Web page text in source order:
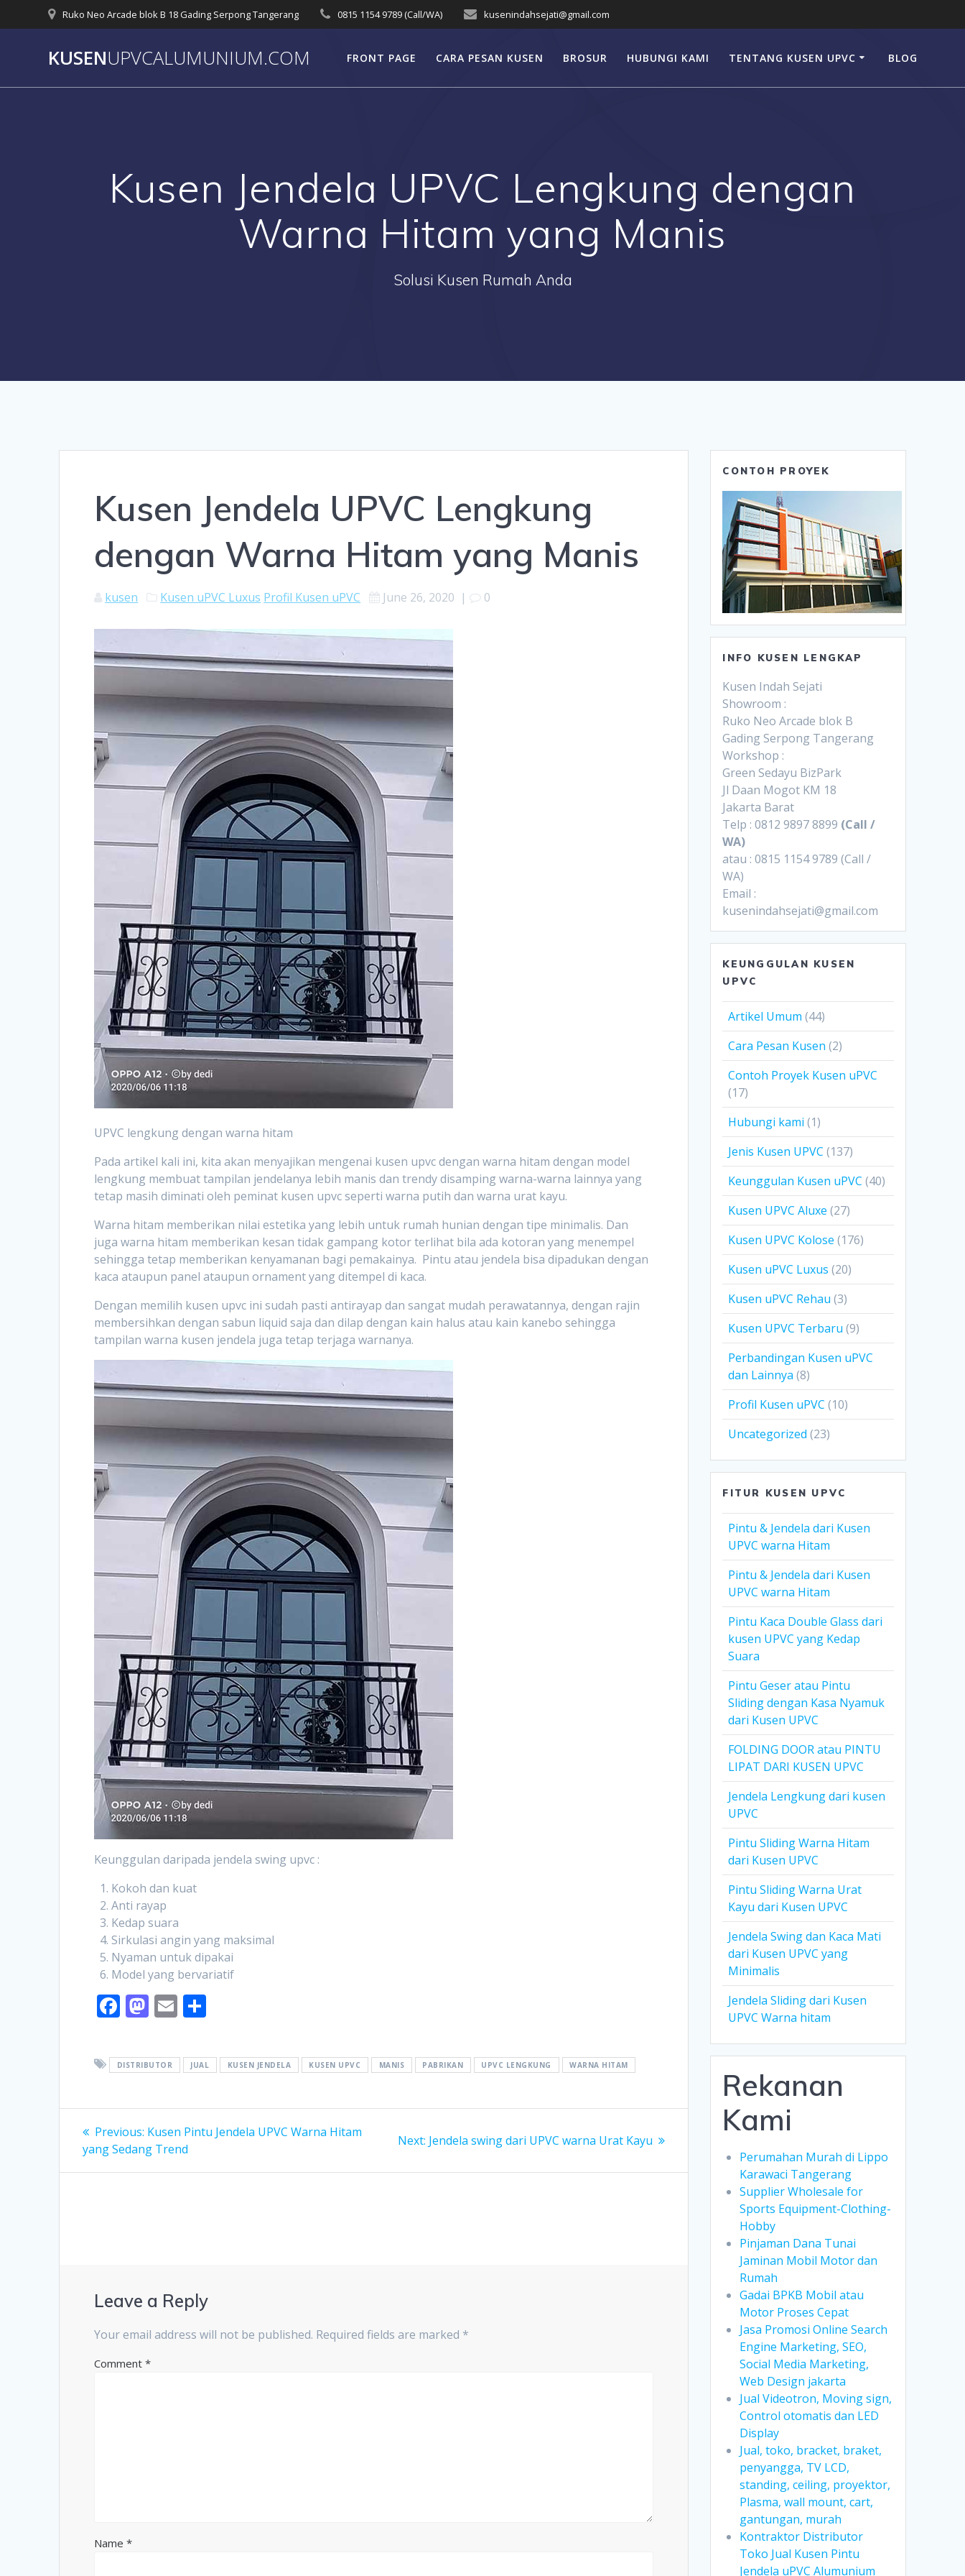
to
Ruko Neo Arcade blok B 18 Gading Serpong Tangerang 0815 1154 9789 (Call/WA) kusenindahsejati@gmail.com
KUSENUPVCALUMUNIUM.COM FRONT PAGE CARA PESAN KUSEN BROSUR HUBUNGI KAMI TENTANG KUSEN UPVC BLOG
Kusen Jendela UPVC Lengkung dengan
Warna Hitam yang Manis
Solusi Kusen Rumah Anda
Kusen Jendela UPVC Lengkung
dengan Warna Hitam yang Manis
kusen Kusen uPVC Luxus Profil Kusen uPVC June 26, 2020 | 0
UPVC lengkung dengan warna hitam
Pada artikel kali ini, kita akan menyajikan mengenai kusen upvc dengan warna hitam dengan model
lengkung membuat tampilan jendelanya lebih manis dan trendy disamping warna-warna lainnya yang
tetap masih diminati oleh peminat kusen upvc seperti warna putih dan warna urat kayu.
Warna hitam memberikan nilai estetika yang lebih untuk rumah hunian dengan tipe minimalis. Dan
juga warna hitam memberikan kesan tidak gampang kotor terlihat bila ada kotoran yang menempel
sehingga tetap memberikan kenyamanan bagi pemakainya. Pintu atau jendela bisa dipadukan dengan
kaca ataupun panel ataupun ornament yang ditempel di kaca.
Dengan memilih kusen upvc ini sudah pasti antirayap dan sangat mudah perawatannya, dengan rajin
membersihkan dengan sabun liquid saja dan dilap dengan kain halus atau kain kanebo sehingga
tampilan warna kusen jendela juga tetap terjaga warnanya.
Keunggulan daripada jendela swing upvc :
Kokoh dan kuat
Anti rayap
Kedap suara
Sirkulasi angin yang maksimal
Nyaman untuk dipakai
Model yang bervariatif
F
e
b
o
k
M
to
d
n
E
ai
l
ar
e
DISTRIBUTOR JUAL KUSEN JENDELA KUSEN UPVC MANIS PABRIKAN UPVC LENGKUNG WARNA HITAM
Post
navigation
Previous: Previous
post:
Kusen Pintu Jendela UPVC Warna Hitam
yang Sedang Trend
Next: Next
Jendela swing dari UPVC warna Urat Kayu
Leave a Reply
Your email address will not be published. Required fields are marked *
Comment*
Name*
CONTOH PROYEK
INFO KUSEN LENGKAP
Kusen Indah Sejati
Showroom :
Ruko Neo Arcade blok B
Gading Serpong Tangerang
Workshop :
Green Sedayu BizPark
Jl Daan Mogot KM 18
Jakarta Barat
Telp : 0812 9897 8899 (Call /
WA)
atau : 0815 1154 9789 (Call /
WA)
Email :
kusenindahsejati@gmail.com
KEUNGGULAN KUSEN
UPVC
Artikel Umum (44)
Cara Pesan Kusen (2)
Contoh Proyek Kusen uPVC
(17)
Hubungi kami (1)
Jenis Kusen UPVC (137)
Keunggulan Kusen uPVC (40)
Kusen UPVC Aluxe (27)
Kusen UPVC Kolose (176)
Kusen uPVC Luxus (20)
Kusen uPVC Rehau (3)
Kusen UPVC Terbaru (9)
Perbandingan Kusen uPVC
dan Lainnya (8)
Profil Kusen uPVC (10)
Uncategorized (23)
FITUR KUSEN UPVC
Pintu & Jendela dari Kusen
UPVC warna Hitam
Pintu & Jendela dari Kusen
UPVC warna Hitam
Pintu Kaca Double Glass dari
kusen UPVC yang Kedap
Suara
Pintu Geser atau Pintu
Sliding dengan Kasa Nyamuk
dari Kusen UPVC
FOLDING DOOR atau PINTU
LIPAT DARI KUSEN UPVC
Jendela Lengkung dari kusen
UPVC
Pintu Sliding Warna Hitam
dari Kusen UPVC
Pintu Sliding Warna Urat
Kayu dari Kusen UPVC
Jendela Swing dan Kaca Mati
dari Kusen UPVC yang
Minimalis
Jendela Sliding dari Kusen
UPVC Warna hitam
Rekanan
Kami
Perumahan Murah di Lippo
Karawaci Tangerang
Supplier Wholesale for
Sports Equipment-Clothing-
Hobby
Pinjaman Dana Tunai
Jaminan Mobil Motor dan
Rumah
Gadai BPKB Mobil atau
Motor Proses Cepat
Jasa Promosi Online Search
Engine Marketing, SEO,
Social Media Marketing,
Web Design jakarta
Jual Videotron, Moving sign,
Control otomatis dan LED
Display
Jual, toko, bracket, braket,
penyangga, TV LCD,
standing, ceiling, proyektor,
Plasma, wall mount, cart,
gantungan, murah
Kontraktor Distributor
Toko Jual Kusen Pintu
Jendela uPVC Alumunium